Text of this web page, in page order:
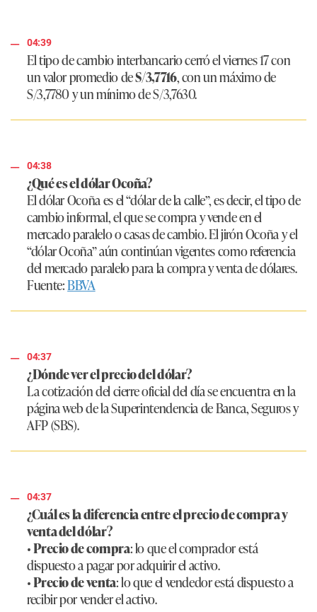
04:39
El tipo de cambio interbancario cerró el viernes 17 con
un valor promedio deS/3,7716, con un máximo de
S/3,7780 y un mínimo de S/3,7630.
04:38
¿Qué es el dólar Ocoña?
El dólar Ocoña es el “dólar de la calle”, es decir, el tipo de
cambio informal, el que se compra y vende en el
mercado paralelo o casas de cambio. El jirón Ocoña y el
“dólar Ocoña” aún continúan vigentes como referencia
del mercado paralelo para la compra y venta de dólares.
Fuente:BBVA
04:37
¿Dónde ver el precio del dólar?
La cotización del cierre oficial del día se encuentra en la
página web de la Superintendencia de Banca, Seguros y
AFP (SBS).
04:37
¿Cuál es la diferencia entre el precio de compra y
venta del dólar?
•Precio de compra: lo que el comprador está
dispuesto a pagar por adquirir el activo.
•Precio de venta: lo que el vendedor está dispuesto a
recibir por vender el activo.